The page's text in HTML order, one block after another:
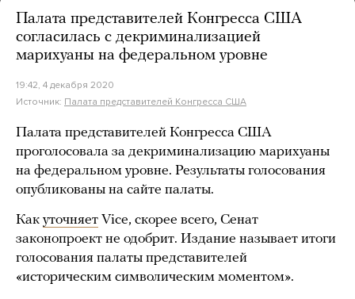
Палата представителей Конгресса США
согласилась с декриминализацией
марихуаны на федеральном уровне
19:42, 4 декабря 2020
Источник: Палата представителей Конгресса США
Палата представителей Конгресса США
проголосовала за декриминализацию марихуаны
на федеральном уровне. Результаты голосования
опубликованы на сайте палаты.
Как уточняет Vice, скорее всего, Сенат
законопроект не одобрит. Издание называет итоги
голосования палаты представителей
«историческим символическим моментом».